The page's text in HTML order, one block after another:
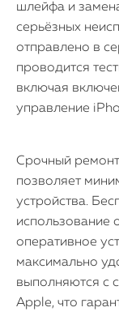
шлейфа и
серьёзных
отправлено в
проводится
включая
управление
Срочный ремонт
позволяет
устройства.
использование
оперативное
максимально
выполняются с
Apple, что